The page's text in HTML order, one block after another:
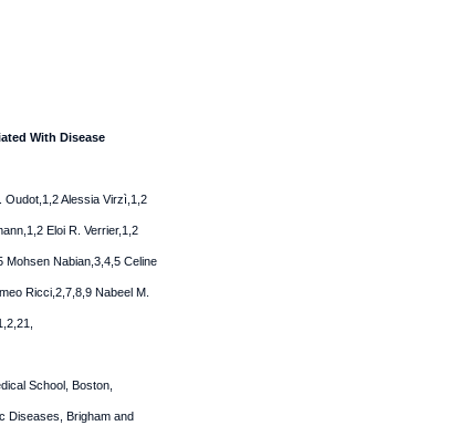
With Disease
Oudot,1,2 Alessia Virzì,1,2
Eloi R. Verrier,1,2
Mohsen Nabian,3,4,5 Celine
Ricci,2,7,8,9 Nabeel M.
School, Boston,
Diseases, Brigham and